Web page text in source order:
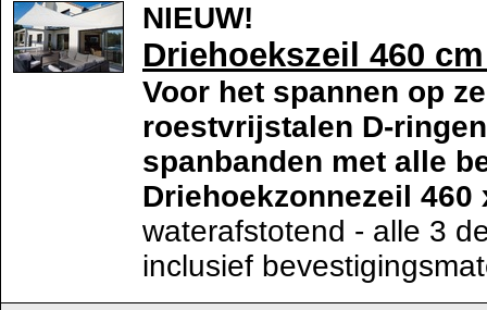
NIEUW!
Driehoekszeil 460
Voor het spannen op
roestvrijstalen D-
spanbanden met alle
Driehoekzonnezeil 460
waterafstotend - alle 3
inclusief